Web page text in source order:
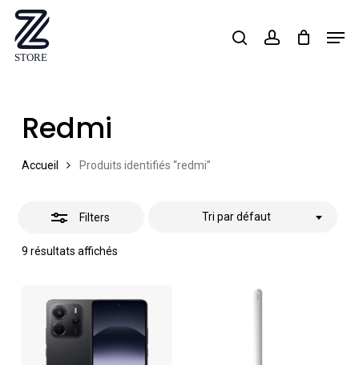
Skip
main
searchaccount
Redmi
Accueil Produits identifiés “redmi”
Filters
9 résultats affichés
Tri par défaut
Close